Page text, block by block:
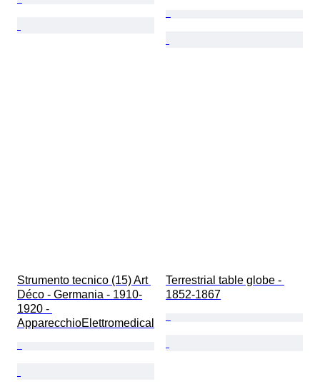
Strumento tecnico (15) Art
Déco - Germania - 1910-
1920 -
ApparecchioElettromedical
Terrestrial table globe -
1852-1867